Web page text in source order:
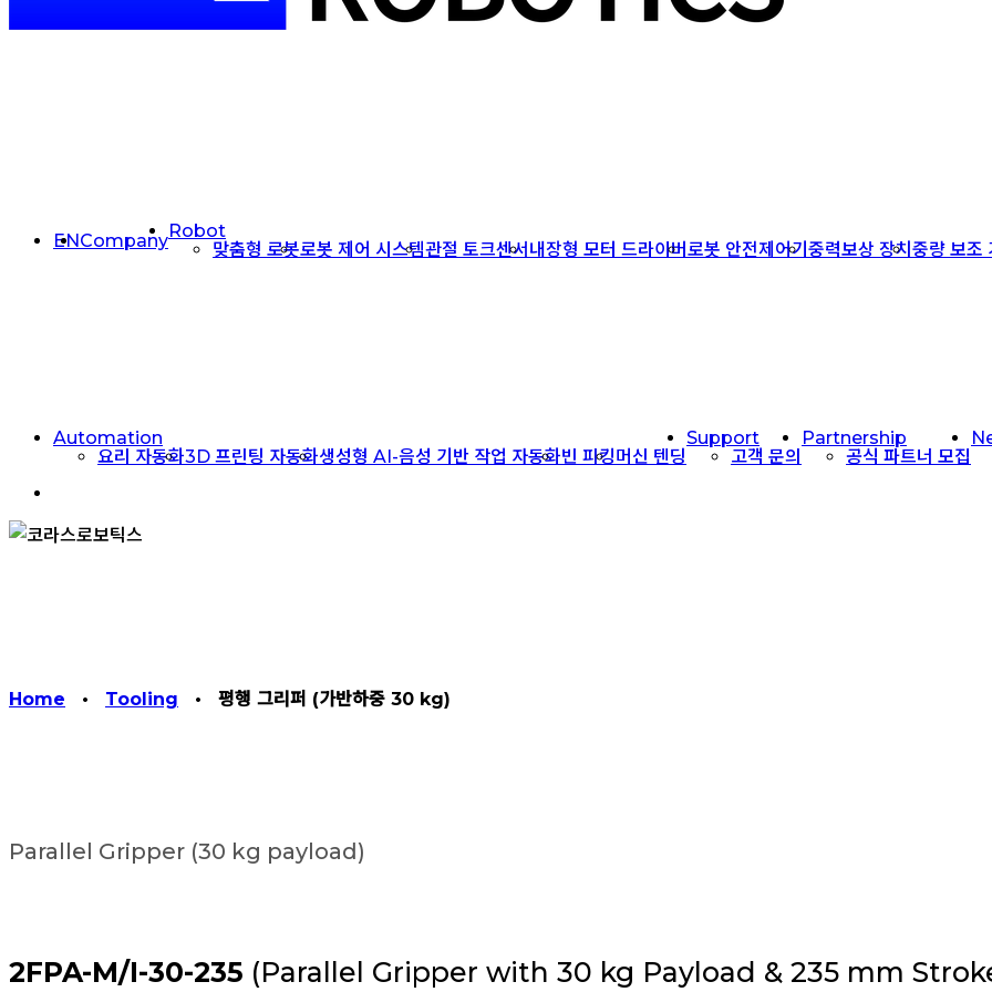
ENCompanyRobot
맞춤형 로봇로봇 제어 시스템관절 토크센서 내장형 모터 드라이버 로봇 안전제어기 중력보상 장치 중량 보조
Automation
요리 자동화3D 프린팅 자동화생성형 AI-음성 기반 작업 자동화빈 피킹머신 텐딩
Support
고객 문의
Partnership
공식 파트너 모집
Home • Tooling • 평행 그리퍼 (가반하중 30 kg)
Parallel Gripper (30 kg payload)
2FPA-M/I-30-235 (Parallel Gripper with 30 kg Payload & 235 mm